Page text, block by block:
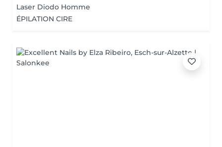
Laser Diodo Homme
ÉPILATION CIRE